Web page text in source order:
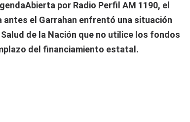
por Radio Perfil AM 1190, el
el Garrahan enfrentó una situación
de la Nación que no utilice los fondos
del financiamiento estatal.